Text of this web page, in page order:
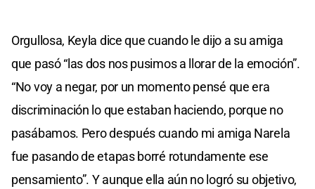
Orgullosa, Keyla dice que cuando le dijo a su amiga
que pasó “las dos nos pusimos a llorar de la emoción”.
“No voy a negar, por un momento pensé que era
discriminación lo que estaban haciendo, porque no
pasábamos. Pero después cuando mi amiga Narela
fue pasando de etapas borré rotundamente ese
pensamiento”. Y aunque ella aún no logró su objetivo,